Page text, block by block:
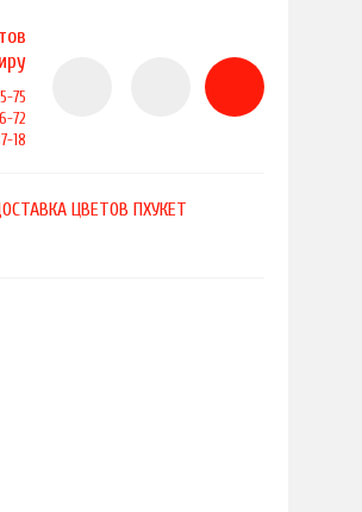
75
72
18
ЦВЕТОВ ПХУКЕТ